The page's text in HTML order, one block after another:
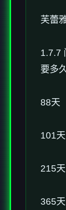
芙蕾
1.7.7
要多久
88天
101天
215天
365天